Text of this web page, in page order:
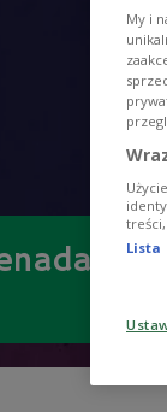
My i
Lista